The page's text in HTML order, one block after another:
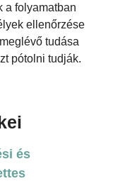
a folyamatban
ellenőrzése
tudása
pótolni tudják.
és